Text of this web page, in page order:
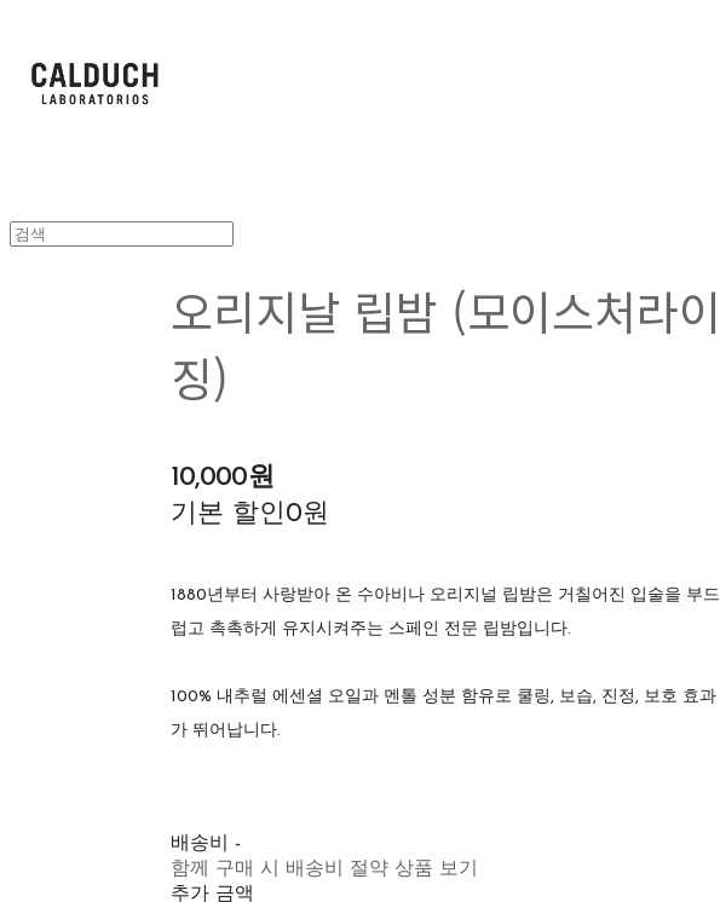
오리지날 립밤 (모이스처라이
징)
10,000원
기본 할인0원
1880년부터 사랑받아 온 수아비나 오리지널 립밤은 거칠어진 입술을 부드
럽고 촉촉하게 유지시켜주는 스페인 전문 립밤입니다.
100% 내추럴 에센셜 오일과 멘톨 성분 함유로 쿨링, 보습, 진정, 보호 효과
가 뛰어납니다.
배송비 -
함께 구매 시 배송비 절약 상품 보기
추가 금액